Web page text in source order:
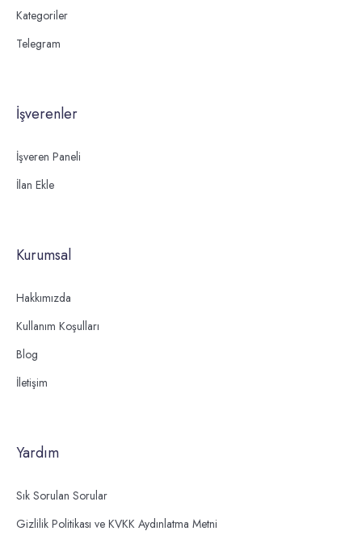
Kategoriler
Telegram
İşverenler
İşveren Paneli
İlan Ekle
Kurumsal
Hakkımızda
Kullanım Koşulları
Blog
İletişim
Yardım
Sık Sorulan Sorular
Gizlilik Politikası ve KVKK Aydınlatma Metni